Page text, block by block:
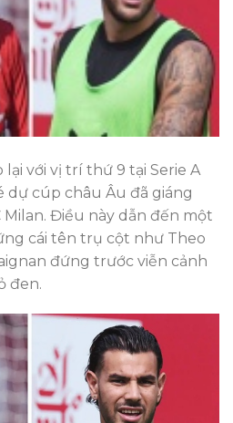
với vị trí thứ 9 tại Serie A
dự cúp châu Âu đã giáng
Milan. Điều này dẫn đến một
cái tên trụ cột như Theo
đứng trước viễn cảnh
đen.